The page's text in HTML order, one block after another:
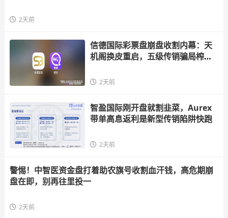
2天前
信德国际彩票盘崩盘收割内幕：天
机阁换皮重启，五级传销骗局榨干
2天前
智盈国际刚开盘就割韭菜，Aurex
带单高息返利是新型传销陷阱快跑
2天前
警惕！中智医资金盘打着助农旗号收割血汗钱，高危期崩
盘在即，别再往里投一
2天前